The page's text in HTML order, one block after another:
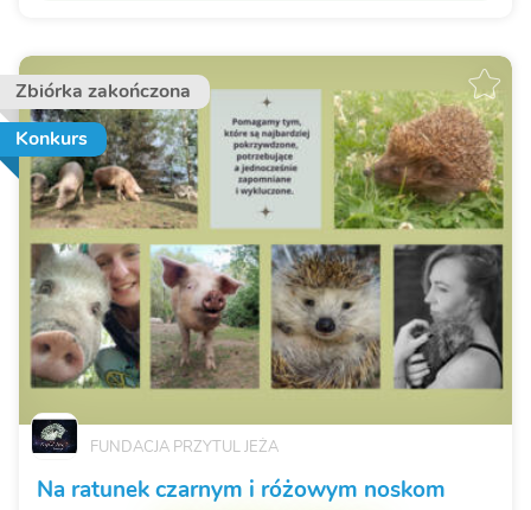
Zbiórka zakończona
Konkurs
FUNDACJA PRZYTUL JEŻA
Na ratunek czarnym i różowym noskom